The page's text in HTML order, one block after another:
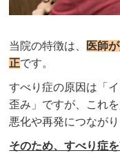
当院の特徴は、
医師
正です。
すべり症の原因は「
歪み」ですが、これ
悪化や再発につながり
そのため、すべり症